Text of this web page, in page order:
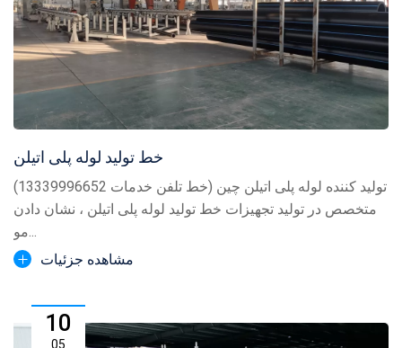
خط تولید لوله پلی اتیلن
تولید کننده لوله پلی اتیلن چین (خط تلفن خدمات 13339996652)
متخصص در تولید تجهیزات خط تولید لوله پلی اتیلن ، نشان دادن
مو...
مشاهده جزئیات
10
05